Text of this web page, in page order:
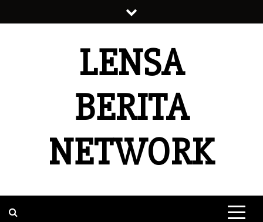
to
LENSA
BERITA
NETWORK